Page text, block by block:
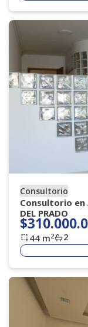
Consultorio
Consultorio en
DEL PRADO
44m2 2